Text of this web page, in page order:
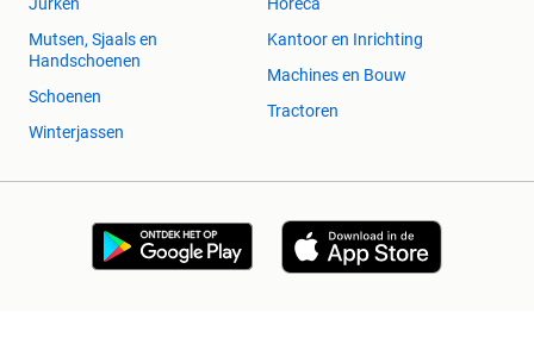
Mutsen, Sjaals en
Handschoenen
Schoenen
Winterjassen
Kantoor en Inrichting
Machines en Bouw
Tractoren